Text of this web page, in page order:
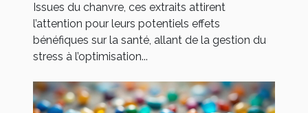
Issues du chanvre, ces extraits attirent
l’attention pour leurs potentiels effets
bénéfiques sur la santé, allant de la gestion du
stress à l’optimisation...